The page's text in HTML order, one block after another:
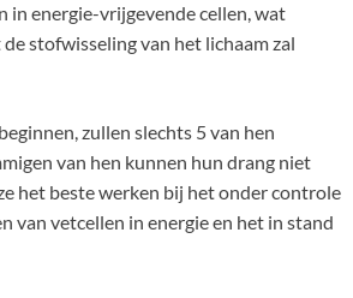
in energie-vrijgevende cellen, wat
stofwisseling van het lichaam zal
zullen slechts 5 van hen
van hen kunnen hun drang niet
het beste werken bij het onder controle
van vetcellen in energie en het in stand